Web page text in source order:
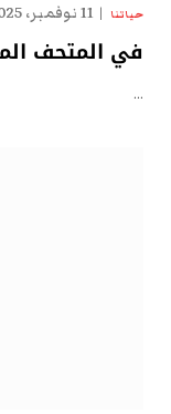
حياتنا 11 نوفمبر، 2025
في المتحف
…